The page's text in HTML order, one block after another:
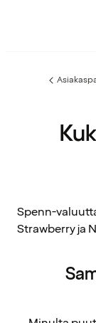
Edellinen
Spenn-
Strawberry ja